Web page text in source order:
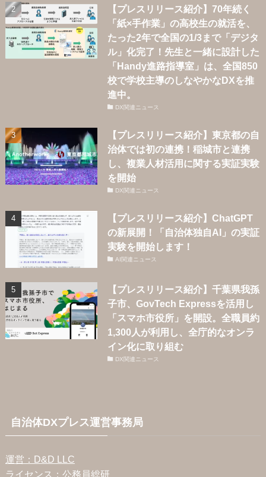
【プレスリリース紹介】70年続く
「紙×手作業」の高校生の就活を、
たった2年で全国の1/3まで「デジタ
ル」化完了！先生と一緒に設計した
「Handy進路指導室」は、全国850
校で学校主導のしなやかなDXを推
進中。
DX関連ニュース
【プレスリリース紹介】東京都の自
治体では初の連携！稲城市と連携
し、複業人材活用に関する実証実験
を開始
DX関連ニュース
【プレスリリース紹介】ChatGPT
の新展開！「自治体独自AI」の実証
実験を開始します！
AI関連ニュース
【プレスリリース紹介】千葉県我孫
子市、GovTech Expressを活用し
「スマホ市役所」を開設。全職員約
1,300人が利用し、全庁的なオンラ
イン化に取り組む
DX関連ニュース
自治体DXプレス運営事務局
運営：D&D LLC
ライセンス：公務員総研